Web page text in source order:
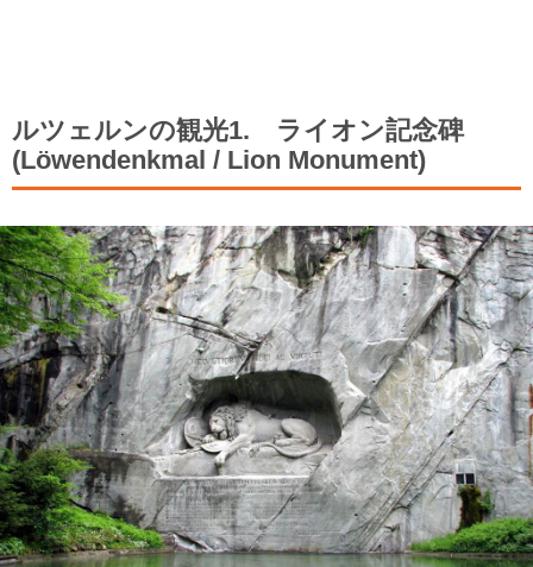
ルツェルンの観光1. ライオン記念碑
(Löwendenkmal / Lion Monument)